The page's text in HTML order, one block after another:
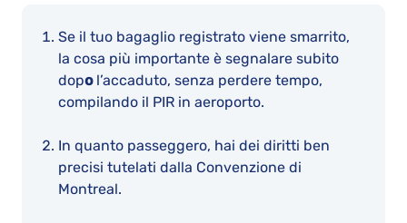
Se il tuo bagaglio registrato viene smarrito,
la cosa più importante è segnalare subito
dopol’accaduto, senza perdere tempo,
compilando il PIR in aeroporto.
In quanto passeggero, hai dei diritti ben
precisi tutelati dalla Convenzione di
Montreal.